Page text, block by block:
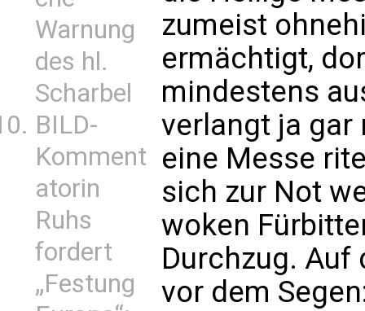
Warnung
des hl.
Scharbel
BILD-
Komment
atorin
Ruhs
fordert
„Festung
zumeist
ermächtigt,
mindestens
verlangt ja gar
eine Messe
sich zur Not
woken
Durchzug. Auf
vor dem